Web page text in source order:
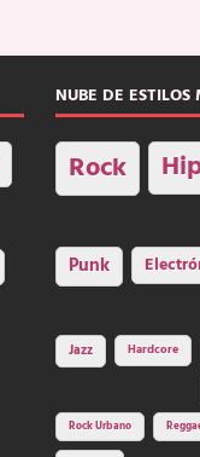
NUBE DE ESTILOS
Rock
Punk
Jazz Hardcore
Rock Urbano